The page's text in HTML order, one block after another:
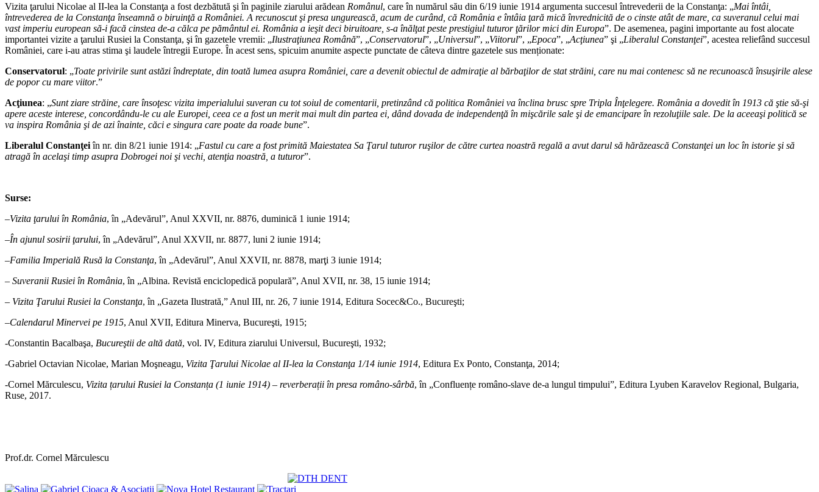
Vizita ţarului Nicolae al II-lea la Constanţa a fost dezbătută şi în paginile ziarului arădean Românul, care în numărul său din 6/19 iunie 1914 argumenta succesul întrevederii de la Constanţa: „Mai întâi,
întrevederea de la Constanţa înseamnă o biruinţă a României. A recunoscut şi presa ungurească, acum de curând, că România e întâia ţară mică învrednicită de o cinste atât de mare, ca suveranul celui mai
vast imperiu european să-i facă cinstea de-a călca pe pământul ei. România a ieşit deci biruitoare, s-a înălţat peste prestigiul tuturor ţărilor mici din Europa”. De asemenea, pagini importante au fost alocate
importantei vizite a ţarului Rusiei la Constanţa, şi în gazetele vremii: „Ilustraţiunea Română”, „Conservatorul”, „Universul”, „Viitorul”, „Epoca”, „Acţiunea” şi „Liberalul Constanţei”, acestea reliefând succesul
României, care i-au atras stima şi laudele întregii Europe. În acest sens, spicuim anumite aspecte punctate de câteva dintre gazetele sus menționate:
Conservatorul: „Toate privirile sunt astăzi îndreptate, din toată lumea asupra României, care a devenit obiectul de admiraţie al bărbaţilor de stat străini, care nu mai contenesc să ne recunoască însuşirile alese
de popor cu mare viitor.”
Acţiunea: „Sunt ziare străine, care însoţesc vizita imperialului suveran cu tot soiul de comentarii, pretinzând că politica României va înclina brusc spre Tripla Înţelegere. România a dovedit în 1913 că ştie să-şi
apere aceste interese, concordându-le cu ale Europei, ceea ce a fost un merit mai mult din partea ei, dând dovada de independenţă în mişcările sale şi de emancipare în rezoluţiile sale. De la aceeaşi politică se
va inspira România şi de azi înainte, căci e singura care poate da roade bune”.
Liberalul Constanţeiîn nr. din 8/21 iunie 1914: „Fastul cu care a fost primită Maiestatea Sa Ţarul tuturor ruşilor de către curtea noastră regală a avut darul să hărăzească Constanţei un loc în istorie şi să
atragă în acelaşi timp asupra Dobrogei noi şi vechi, atenţia noastră, a tuturor”.
Surse:
–Vizita ţarului în România, în „Adevărul”, Anul XXVII, nr. 8876, duminică 1 iunie 1914;
–În ajunul sosirii ţarului, în „Adevărul”, Anul XXVII, nr. 8877, luni 2 iunie 1914;
–Familia Imperială Rusă la Constanţa, în „Adevărul”, Anul XXVII, nr. 8878, marţi 3 iunie 1914;
– Suveranii Rusiei în România, în „Albina. Revistă enciclopedică populară”, Anul XVII, nr. 38, 15 iunie 1914;
– Vizita Ţarului Rusiei la Constanţa, în „Gazeta Ilustrată,” Anul III, nr. 26, 7 iunie 1914, Editura Socec&Co., Bucureşti;
–Calendarul Minervei pe 1915, Anul XVII, Editura Minerva, Bucureşti, 1915;
-Constantin Bacalbaşa, Bucureştii de altă dată, vol. IV, Editura ziarului Universul, Bucureşti, 1932;
-Gabriel Octavian Nicolae, Marian Moşneagu, Vizita Ţarului Nicolae al II-lea la Constanţa 1/14 iunie 1914, Editura Ex Ponto, Constanţa, 2014;
-Cornel Mărculescu, Vizita țarului Rusiei la Constanța (1 iunie 1914) – reverberații în presa româno-sârbă, în „Confluențe româno-slave de-a lungul timpului”, Editura Lyuben Karavelov Regional, Bulgaria,
Ruse, 2017.
Prof.dr. Cornel Mărculescu